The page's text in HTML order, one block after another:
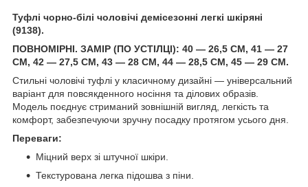
Туфлі чорно-білі чоловічі демісезонні легкі шкіряні
(9138).
ПОВНОМІРНІ. ЗАМІР (ПО УСТІЛЦІ): 40 — 26,5 СМ, 41 — 27
СМ, 42 — 27,5 СМ, 43 — 28 СМ, 44 — 28,5 СМ, 45 — 29 СМ.
Стильні чоловічі туфлі у класичному дизайні — універсальний
варіант для повсякденного носіння та ділових образів.
Модель поєднує стриманий зовнішній вигляд, легкість та
комфорт, забезпечуючи зручну посадку протягом усього дня.
Переваги:
Міцний верх зі штучної шкіри.
Текстурована легка підошва з піни.